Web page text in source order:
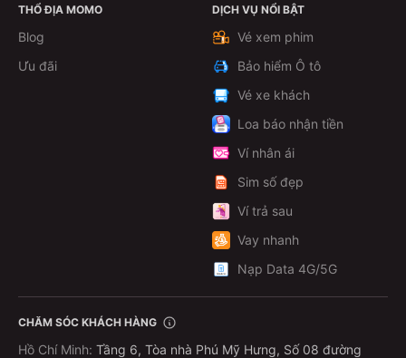
Xem chi tiết
THỔ ĐỊA MOMO
Blog
Ưu đãi
DỊCH VỤ NỔI BẬT
Vé xem phim
Bảo hiểm Ô tô
Vé xe khách
Loa báo nhận tiền
Ví nhân ái
Sim số đẹp
Ví trả sau
Vay nhanh
Nạp Data 4G/5G
CHĂM SÓC KHÁCH HÀNG
Hồ Chí Minh: Tầng 6, Tòa nhà Phú Mỹ Hưng, Số 08 đường